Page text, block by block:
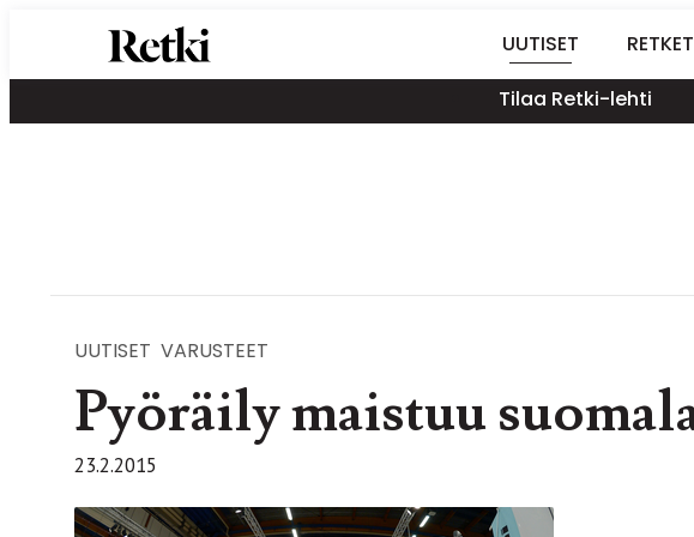
sisältöön
Retki-lehti
Retkeily,
vaellus,
UUTISET RETKET
Tilaa Retki-lehti
UUTISET VARUSTEET
Pyöräily maistuu
23.2.2015